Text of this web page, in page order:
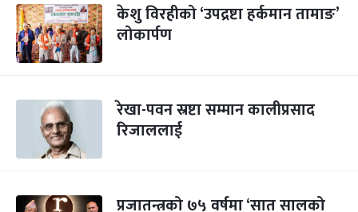
केशु विरहीको ‘उपद्रष्टा हर्कमान तामाङ’
लोकार्पण
रेखा-पवन स्रष्टा सम्मान कालीप्रसाद
रिजाललाई
प्रजातन्त्रको ७५ वर्षमा ‘सात सालको